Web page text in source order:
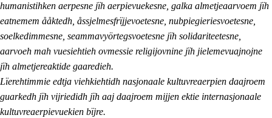
humanistihken aerpesne jïh aerpievuekesne, galka almetjeaarvoem jïh
eatnemem ååktedh, åssjelmesfrïjjevoetesne, nubpiegieriesvoetesne,
soelkedimmesne, seammavyörtegsvoetesne jïh solidariteetesne,
aarvoeh mah vuesiehtieh ovmessie religijovnine jïh jielemevuajnojne
jïh almetjereaktide gaaredieh.
Lïerehtimmie edtja viehkiehtidh nasjonaale kultuvreaerpien daajroem
guarkedh jïh vijriedidh jïh aaj daajroem mijjen ektie internasjonaale
kultuvreaerpievuekien bïjre.